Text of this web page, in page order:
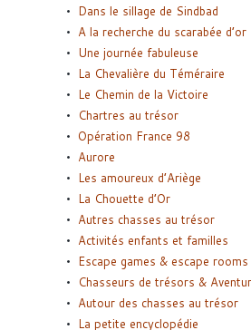
Dans le sillage de Sindbad
A la recherche du scarabée d’or
Une journée fabuleuse
La Chevalière du Téméraire
Le Chemin de la Victoire
Chartres au trésor
Opération France 98
Aurore
Les amoureux d’Ariège
La Chouette d’Or
Autres chasses au trésor
Activités enfants et familles
Escape games & escape rooms
Chasseurs de trésors &
Autour des chasses au trésor
La petite encyclopédie